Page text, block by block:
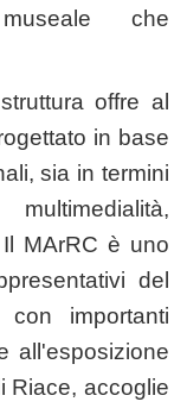
che
offre al
in base
sia in termini
MArRC è uno
del
importanti
all'esposizione
Riace, accoglie